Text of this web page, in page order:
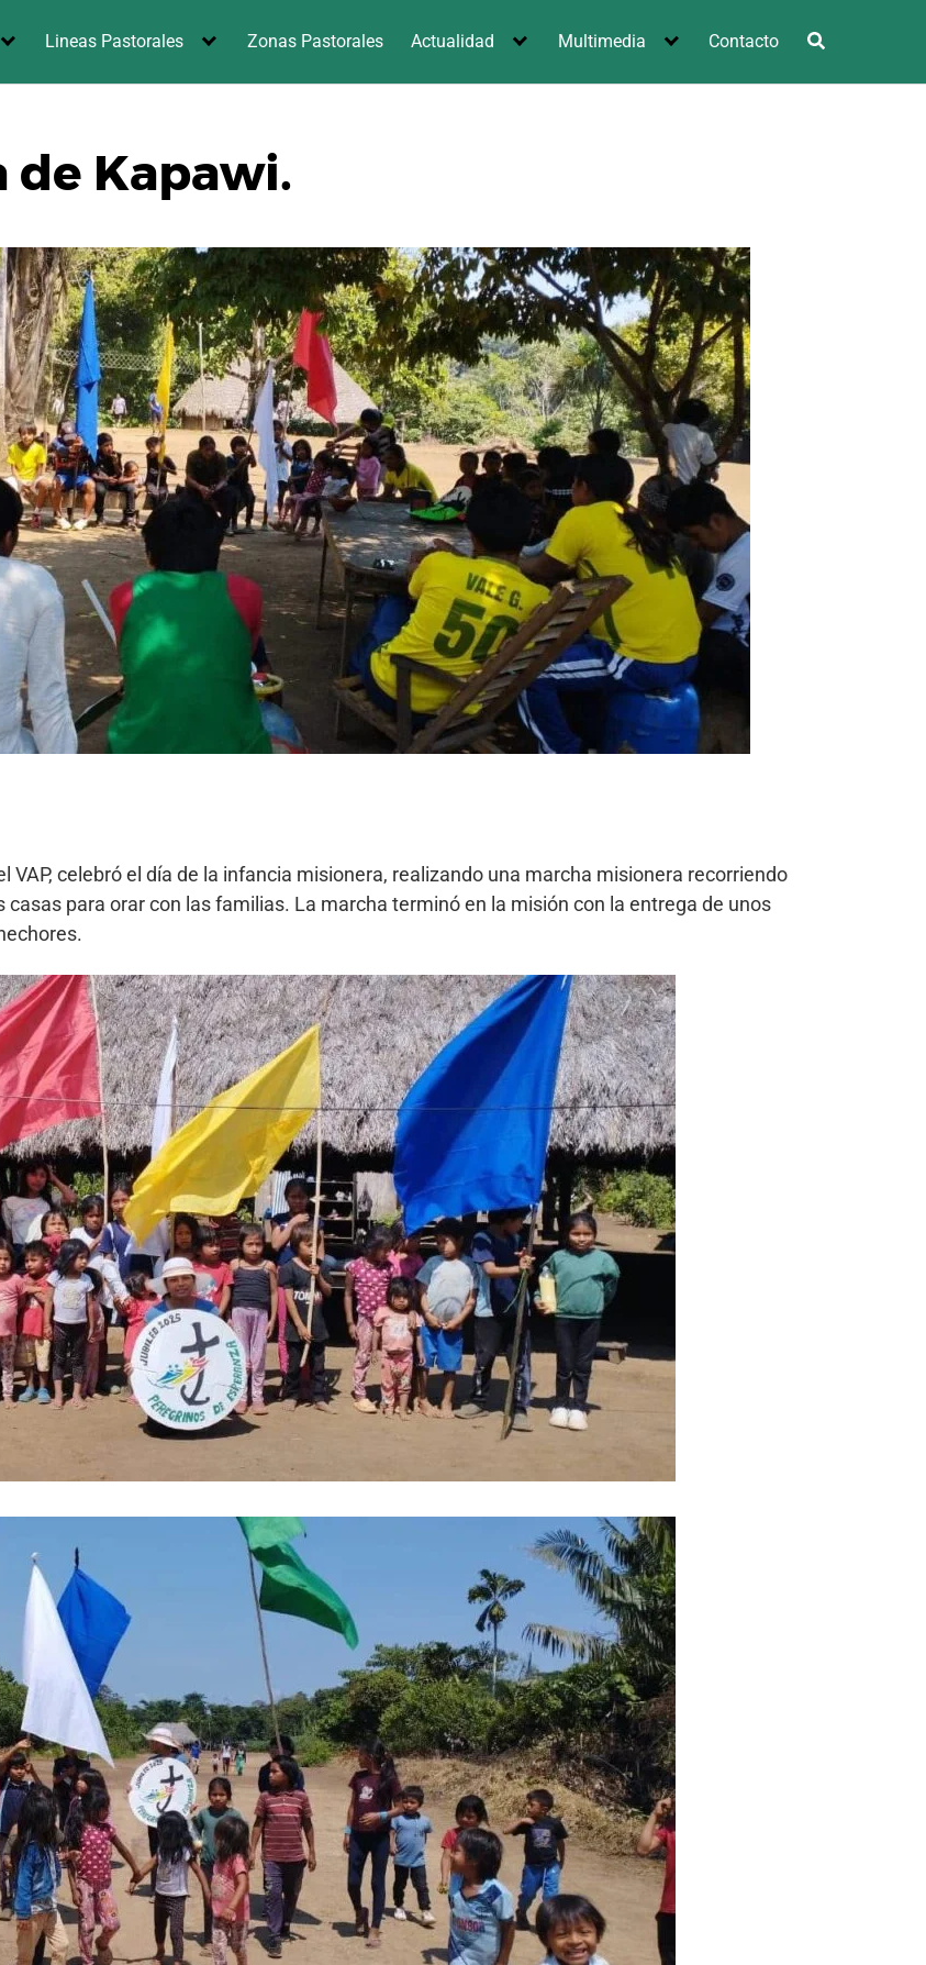
Lineas Pastorales Zonas Pastorales Actualidad Multimedia Contacto
de Kapawi.
celebró el día de la infancia misionera, realizando una marcha misionera recorriendo
para orar con las familias. La marcha terminó en la misión con la entrega de unos